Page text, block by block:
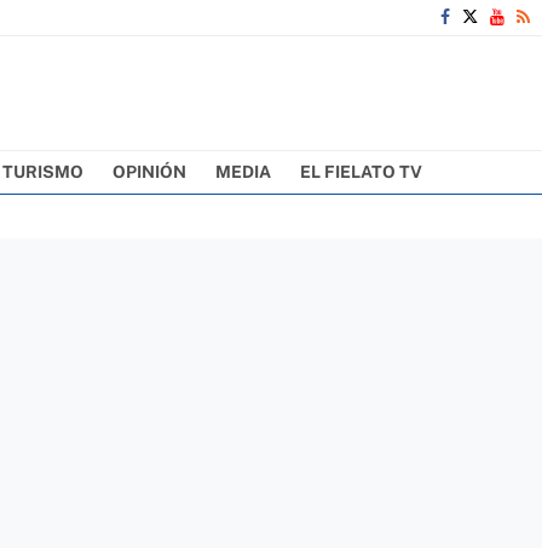
TURISMO OPINIÓN MEDIA EL FIELATO TV